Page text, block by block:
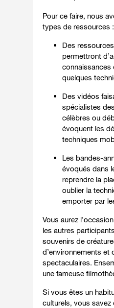
Pour ce faire, nous
types de ressources :
Des
permettront
connaissances
quelques
Des vidéos
spécialistes
célèbres ou
évoquent les
techniques
Les bandes-
évoqués dans
reprendre la
oublier la
emporter par
Vous aurez
les autres
souvenirs de
d’environnements et
spectaculaires.
une fameuse
Si vous êtes un
culturels, vous